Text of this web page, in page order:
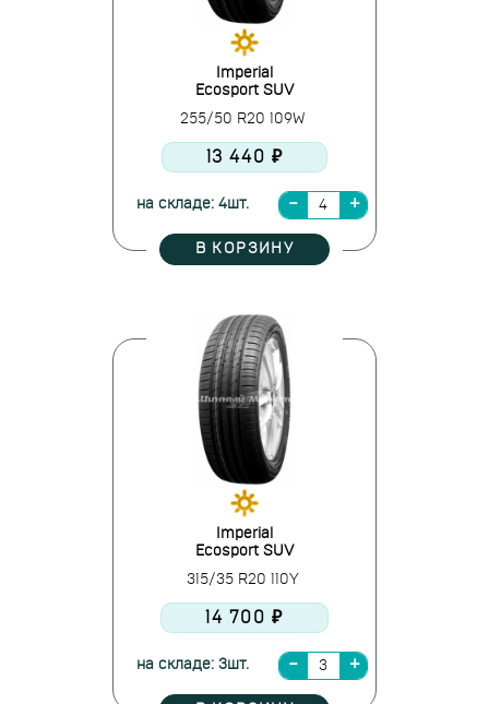
Imperial
Ecosport SUV
255/50 R20 109W
13 440 ₽
на складе: 4шт.
В КОРЗИНУ
Imperial
Ecosport SUV
315/35 R20 110Y
14 700 ₽
на складе: 3шт.